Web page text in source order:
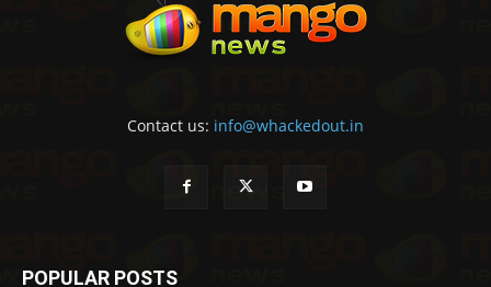
Contact us: info@whackedout.in
POPULAR POSTS